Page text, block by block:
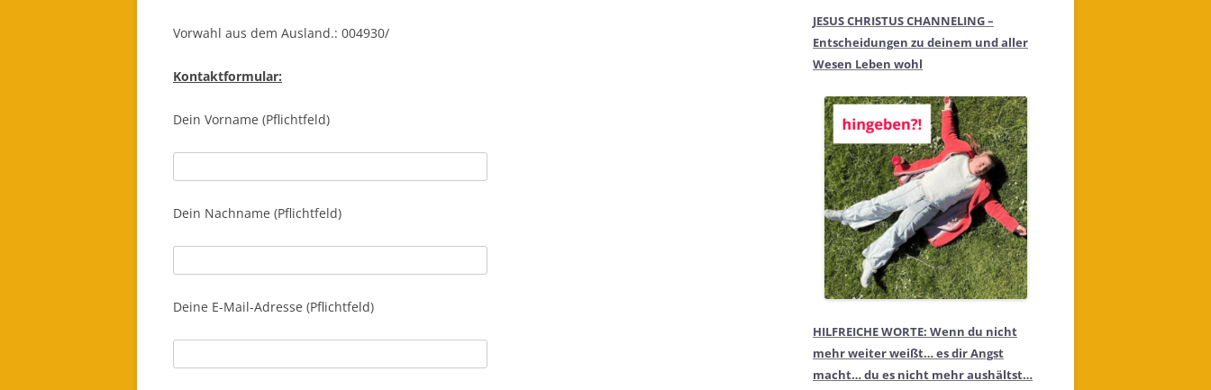
Vorwahl aus dem Ausland.: 004930/
Kontaktformular:
Dein Vorname (Pflichtfeld)
Dein Nachname (Pflichtfeld)
Deine E-Mail-Adresse (Pflichtfeld)
JESUS CHRISTUS CHANNELING –
Entscheidungen zu deinem und aller
Wesen Leben wohl
HILFREICHE WORTE: Wenn du nicht
mehr weiter weißt… es dir Angst
macht… du es nicht mehr aushältst…